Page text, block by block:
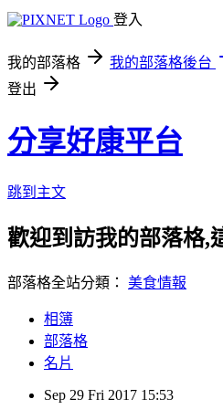
登入
我的部落格 我的部落格後台
登出
分享好康平台
跳到主文
歡迎到訪我的部落格,
部落格全站分類： 美食情報
相簿
部落格
名片
Sep 29 Fri 2017 15:53